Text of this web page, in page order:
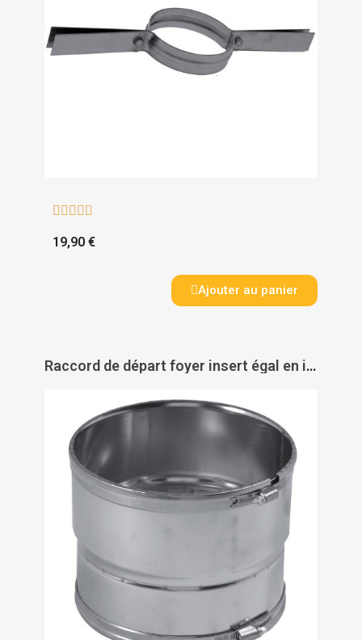
    
19,90 €
Ajouter au panier
Raccord de départ foyer insert égal en inox - TEN